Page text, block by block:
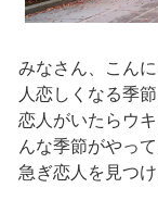
みなさん、こん
人恋しくなる季
恋人がいたらウ
んな季節がやっ
急ぎ恋人を見つ